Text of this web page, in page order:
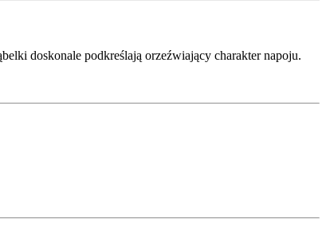
doskonale podkreślają orzeźwiający charakter napoju.